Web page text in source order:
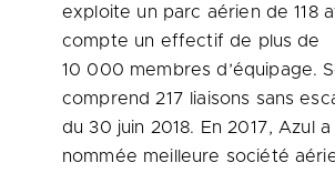
exploite un parc aérien de 118
compte un effectif de plus de
10 000 membres d’équipage.
comprend 217 liaisons sans
du 30 juin 2018. En 2017, Azul
nommée meilleure société